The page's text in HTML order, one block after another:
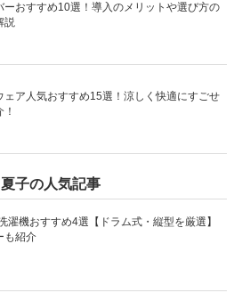
ーおすすめ10選！導入のメリットや選び方の
説
ェア人気おすすめ15選！涼しく快適にすごせ
子の人気記事
濯機おすすめ4選【ドラム式・縦型を厳選】
も紹介